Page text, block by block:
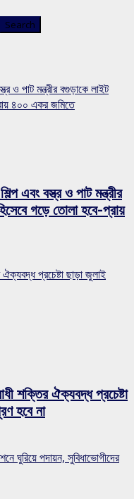
ও পাট মন্ত্রীর বগুড়াকে লাইট
৪০০ একর জমিতে
এবং বস্ত্র ও পাট মন্ত্রীর
হিসেবে গড়ে তোলা হবে-প্রায়
প্রচেষ্টা ছাড়া জুলাই
শক্তির ঐক্যবদ্ধ প্রচেষ্টা
হবে না
ঘুরিয়ে পদায়ন, সুবিধাভোগীদের